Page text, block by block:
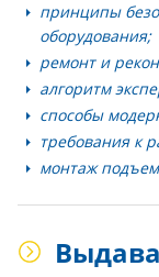
принципы
оборудования;
ремонт и
алгоритм
способы
требования к
монтаж